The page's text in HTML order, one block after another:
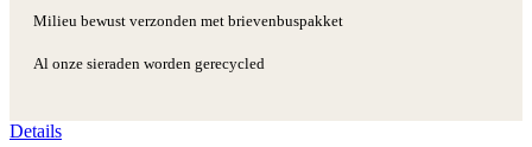
Milieu bewust verzonden met brievenbuspakket
Al onze sieraden worden gerecycled
Details